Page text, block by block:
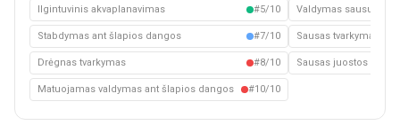
Ilgintuvinis akvaplanavimas #5/10
Stabdymas ant šlapios dangos #7/10
Drėgnas tvarkymas #8/10
Matuojamas valdymas ant šlapios dangos #10/10
Valdymas sausuoju
Sausas tvarkymas
Sausas juostos